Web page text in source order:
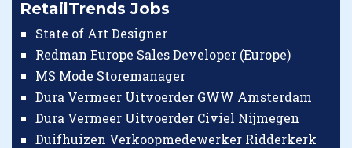
RetailTrends Jobs
State of Art Designer
Redman Europe Sales Developer (Europe)
MS Mode Storemanager
Dura Vermeer Uitvoerder GWW Amsterdam
Dura Vermeer Uitvoerder Civiel Nijmegen
Duifhuizen Verkoopmedewerker Ridderkerk